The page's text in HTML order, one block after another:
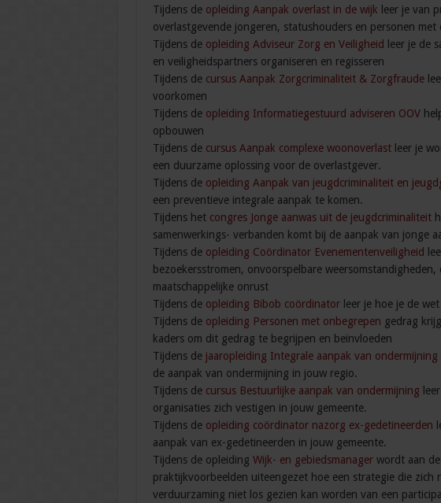
Tijdens de opleiding Aanpak overlast in de wijk leer je van
overlastgevende jongeren, statushouders en personen met
Tijdens de opleiding Adviseur Zorg en Veiligheid leer je de
en veiligheidspartners organiseren en regisseren
Tijdens de cursus Aanpak Zorgcriminaliteit & Zorgfraude
voorkomen
Tijdens de opleiding Informatiegestuurd adviseren OOV
opbouwen
Tijdens de cursus Aanpak complexe woonoverlastleer je
een duurzame oplossing voor de overlastgever.
Tijdens de opleiding Aanpak van jeugdcriminaliteit en
een preventieve integrale aanpak te komen.
Tijdens het congres Jonge aanwas uit de jeugdcriminaliteit
samenwerkings- verbanden komt bij de aanpak van jonge
Tijdens de opleiding Coördinator Evenementenveiligheid
bezoekersstromen, onvoorspelbare weersomstandigheden,
maatschappelijke onrust
Tijdens de opleiding Bibob coördinatorleer je hoe je de
Tijdens de opleiding Personen met onbegrepen gedrag
kaders om dit gedrag te begrijpen en beïnvloeden
Tijdens de jaaropleiding Integrale aanpak van ondermijning
de aanpak van ondermijning in jouw regio.
Tijdens de cursus Bestuurlijke aanpak van ondermijning
organisaties zich vestigen in jouw gemeente.
Tijdens de opleiding coördinator nazorg ex-gedetineerden
aanpak van ex-gedetineerden in jouw gemeente.
Tijdens de opleiding Wijk- en gebiedsmanagerwordt aan de
praktijkvoorbeelden uiteengezet hoe een strategie die
verduurzaming niet los gezien kan worden van een